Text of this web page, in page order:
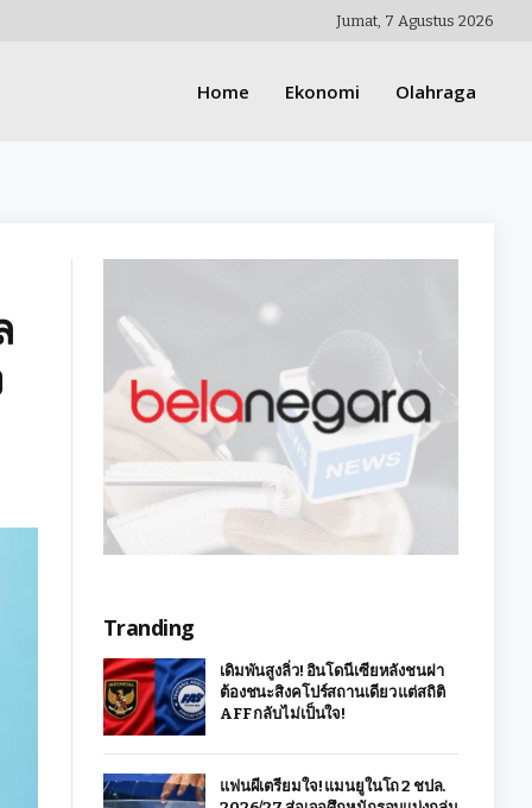
Jumat, 7 Agustus 2026
Home Ekonomi Olahraga
Tranding
เดิมพันสูงลิ่ว! อินโดนีเซียหลังชนฝา
ต้องชนะสิงคโปร์สถานเดียว แต่สถิติ
AFF กลับไม่เป็นใจ!
แฟนผีเตรียมใจ! แมนยูในโถ 2 ชปล.